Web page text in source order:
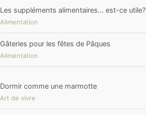
Les suppléments alimentaires… est-ce utile?
Alimentation
Gâteries pour les fêtes de Pâques
Alimentation
Dormir comme une marmotte
Art de vivre